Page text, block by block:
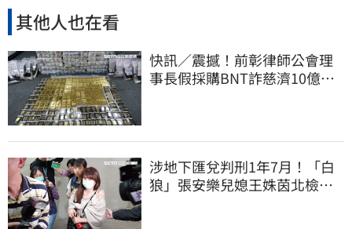
其他人也在看
快訊／震撼！前彰律師公會理
事長假採購BNT詐慈濟10億、
涉地下匯兌判刑1年7月！「白
狼」張安樂兒媳王姝茵北檢報